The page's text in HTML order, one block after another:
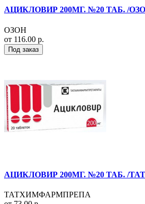
АЦИКЛОВИР 200МГ. №20 ТАБ. /
ОЗОН
от 116.00 р.
Под заказ
АЦИКЛОВИР 200МГ. №20 ТАБ. /
ТАТХИМФАРМПРЕПА